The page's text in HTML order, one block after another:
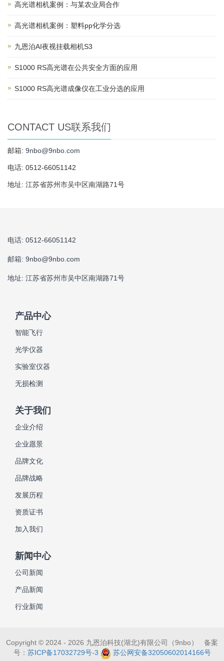
高光谱相机案例：与某农业局合作
高光谱相机案例：塑料pp化学分选
九恩泊AI夜视挂载相机S3
S1000 RS高光谱在公共安全方面的应用
S1000 RS高光谱成像仪在工业分选的应用
CONTACT US联系我们
邮箱: 9nbo@9nbo.com
电话: 0512-66051142
地址: 江苏省苏州市吴中区南湖路71号
电话: 0512-66051142
邮箱: 9nbo@9nbo.com
地址: 江苏省苏州市吴中区南湖路71号
产品中心
智能飞行
光学仪器
实验室仪器
无损检测
关于我们
企业介绍
企业愿景
品牌文化
品牌战略
发展历程
资质证书
加入我们
新闻中心
公司新闻
产品新闻
行业新闻
Copyright © 2024 - 2026 九恩泊科技(湖北)有限公司（9nbo） 备案
号： 苏ICP备17032729号-3 苏公网安备32050602014166号